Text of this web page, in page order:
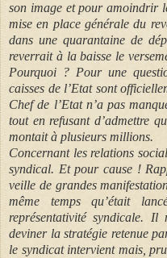
son image et pour amoindrir
mise en place générale du
dans une quarantaine de
reverrait à la baisse le
Pourquoi ? Pour une
caisses de l’Etat sont
Chef de l’Etat n’a pas
tout en refusant d’admettre
montait à plusieurs millions.
Concernant les relations
syndical. Et pour cause !
veille de grandes
même temps qu’était
représentativité syndicale.
deviner la stratégie retenue
le syndicat intervient mais,